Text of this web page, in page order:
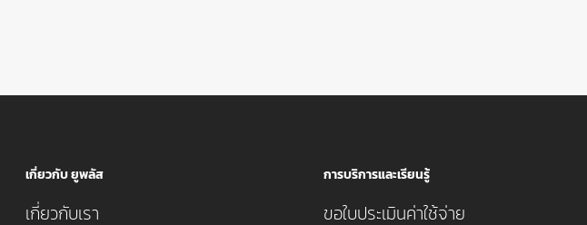
เกี่ยวกับ ยูพลัส
เกี่ยวกับเรา
การบริการและเรียนรู้
ขอใบประเมินค่าใช้จ่าย